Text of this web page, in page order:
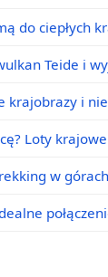
do ciepłych
Teide i
krajobrazy i
Loty
w